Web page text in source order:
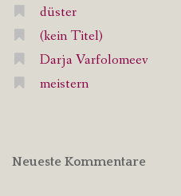
düster
(kein Titel)
Darja Varfolomeev
meistern
Neueste Kommentare